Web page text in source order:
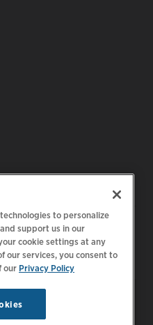
Datenschutzoptionen
|
EPR-Informationen |
to personalize
support us in our
cookie settings at any
our services, you consent to
our Privacy Policy